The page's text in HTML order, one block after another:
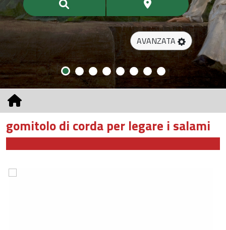
AVANZATA
gomitolo di corda per legare i salami